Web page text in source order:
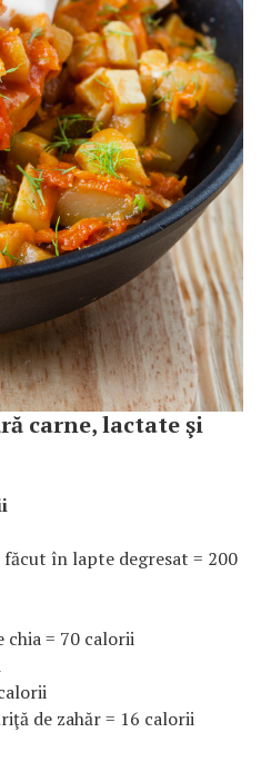
carne, lactate şi
făcut în lapte degresat = 200
chia = 70 calorii
de zahăr = 16 calorii